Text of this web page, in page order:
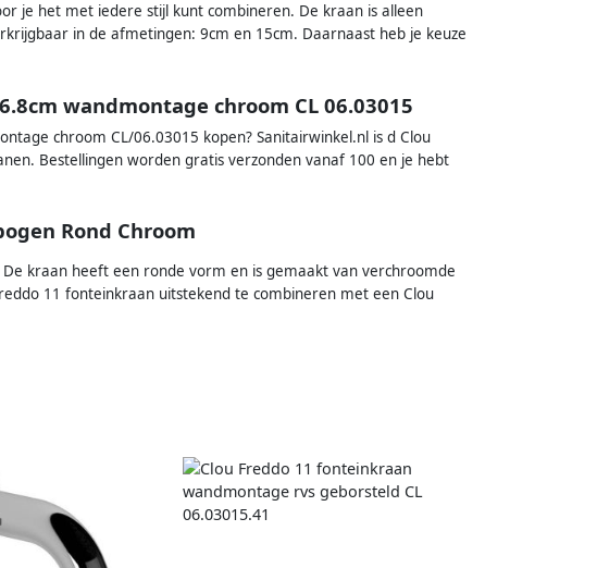
je het met iedere stijl kunt combineren. De kraan is alleen
in de afmetingen: 9cm en 15cm. Daarnaast heb je keuze
wandmontage chroom CL 06.03015
chroom CL/06.03015 kopen? Sanitairwinkel.nl is d Clou
Bestellingen worden gratis verzonden vanaf 100 en je hebt
Rond Chroom
kraan heeft een ronde vorm en is gemaakt van verchroomde
11 fonteinkraan uitstekend te combineren met een Clou